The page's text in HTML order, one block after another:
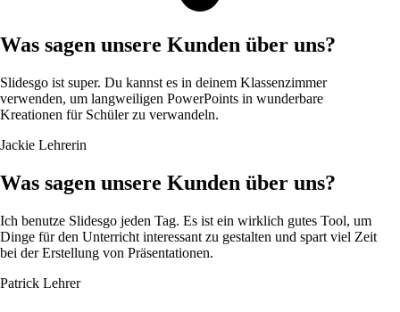
Was sagen unsere Kunden über uns?
Slidesgo ist super. Du kannst es in deinem Klassenzimmer
verwenden, um langweiligen PowerPoints in wunderbare
Kreationen für Schüler zu verwandeln.
Jackie Lehrerin
Was sagen unsere Kunden über uns?
Ich benutze Slidesgo jeden Tag. Es ist ein wirklich gutes Tool, um
Dinge für den Unterricht interessant zu gestalten und spart viel Zeit
bei der Erstellung von Präsentationen.
Patrick Lehrer